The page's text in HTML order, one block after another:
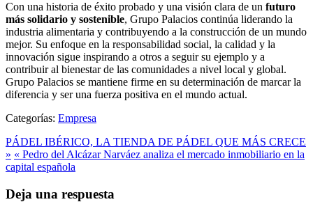
Con una historia de éxito probado y una visión clara de un futuro
más solidario y sostenible, Grupo Palacios continúa liderando la
industria alimentaria y contribuyendo a la construcción de un mundo
mejor. Su enfoque en la responsabilidad social, la calidad y la
innovación sigue inspirando a otros a seguir su ejemplo y a
contribuir al bienestar de las comunidades a nivel local y global.
Grupo Palacios se mantiene firme en su determinación de marcar la
diferencia y ser una fuerza positiva en el mundo actual.
Categorías: Empresa
PÁDEL IBÉRICO, LA TIENDA DE PÁDEL QUE MÁS CRECE
» « Pedro del Alcázar Narváez analiza el mercado inmobiliario en la
capital española
Deja una respuesta